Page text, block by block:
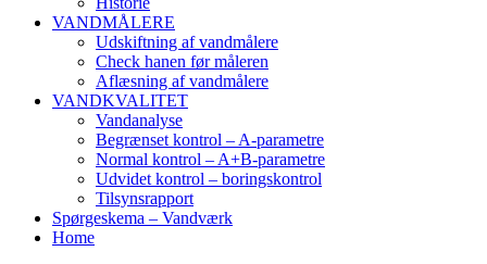
VANDMÅLERE
Udskiftning af vandmålere
Check hanen før måleren
Aflæsning af vandmålere
VANDKVALITET
Vandanalyse
Begrænset kontrol – A-parametre
Normal kontrol – A+B-parametre
Udvidet kontrol – boringskontrol
Tilsynsrapport
Spørgeskema – Vandværk
Home